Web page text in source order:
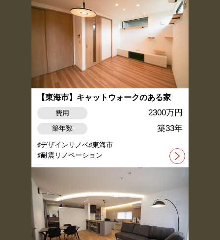
【東海市】キャットウォークのある家
費用 2300万円
築年数 築33年
デザインリノベ 東海市
耐震リノベーション